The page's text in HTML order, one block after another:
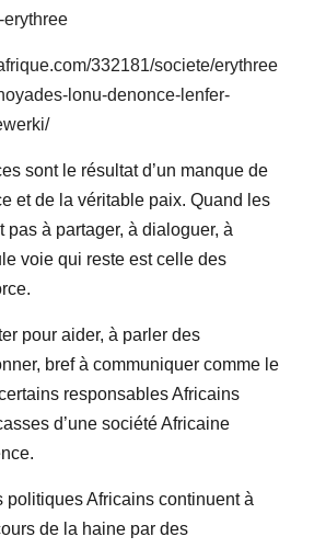
332181/societe/erythree
lonu-denonce-lenfer-
sont le résultat d’un manque de
et de la véritable paix. Quand les
pas à partager, à dialoguer, à
voie qui reste est celle des
pour aider, à parler des
bref à communiquer comme le
responsables Africains
d’une société Africaine
politiques Africains continuent à
de la haine par des